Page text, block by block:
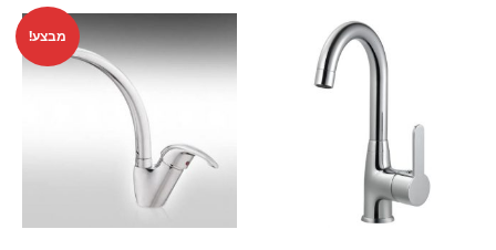
מבצע!